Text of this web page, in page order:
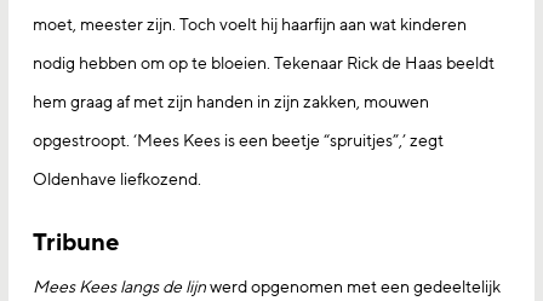
moet, meester zijn. Toch voelt hij haarfijn aan wat kinderen
nodig hebben om op te bloeien. Tekenaar Rick de Haas beeldt
hem graag af met zijn handen in zijn zakken, mouwen
opgestroopt. ‘Mees Kees is een beetje “spruitjes”,’ zegt
Oldenhave liefkozend.
Tribune
Mees Kees langs de lijnwerd opgenomen met een gedeeltelijk